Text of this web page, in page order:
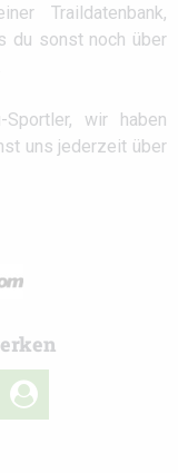
Traildatenbank,
du sonst noch über
wir haben
uns jederzeit über
user-
circle